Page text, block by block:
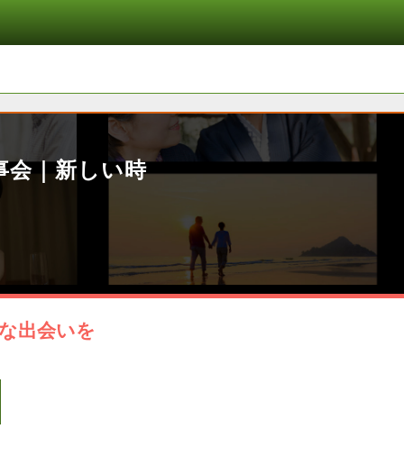
会｜新しい時
出会いを